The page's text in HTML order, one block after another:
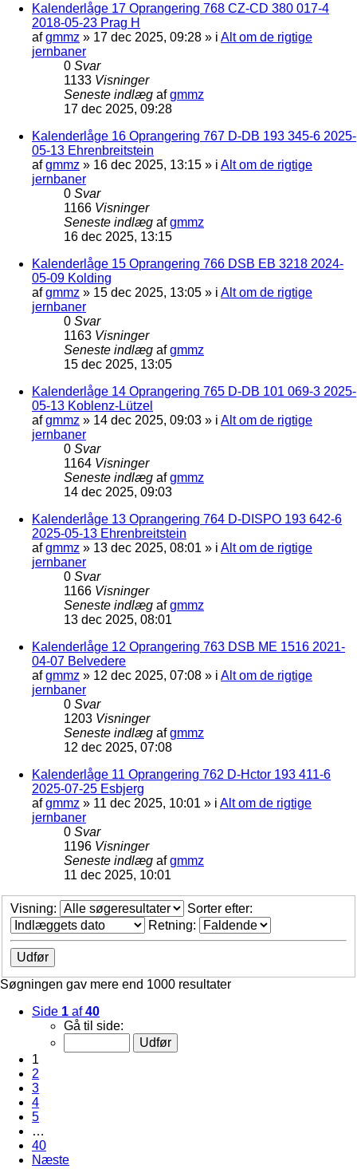
Kalenderlåge 17 Oprangering 768 CZ-CD 380 017-4
2018-05-23 Prag H
afgmmz » 17 dec 2025, 09:28 » i Alt om de rigtige
jernbaner
0 Svar
1133 Visninger
Seneste indlæg afgmmz
17 dec 2025, 09:28
Kalenderlåge 16 Oprangering 767 D-DB 193 345-6 2025-
05-13 Ehrenbreitstein
afgmmz » 16 dec 2025, 13:15 » i Alt om de rigtige
jernbaner
0 Svar
1166 Visninger
Seneste indlæg afgmmz
16 dec 2025, 13:15
Kalenderlåge 15 Oprangering 766 DSB EB 3218 2024-
05-09 Kolding
afgmmz » 15 dec 2025, 13:05 » i Alt om de rigtige
jernbaner
0 Svar
1163 Visninger
Seneste indlæg afgmmz
15 dec 2025, 13:05
Kalenderlåge 14 Oprangering 765 D-DB 101 069-3 2025-
05-13 Koblenz-Lützel
afgmmz » 14 dec 2025, 09:03 » i Alt om de rigtige
jernbaner
0 Svar
1164 Visninger
Seneste indlæg afgmmz
14 dec 2025, 09:03
Kalenderlåge 13 Oprangering 764 D-DISPO 193 642-6
2025-05-13 Ehrenbreitstein
afgmmz » 13 dec 2025, 08:01 » i Alt om de rigtige
jernbaner
0 Svar
1166 Visninger
Seneste indlæg afgmmz
13 dec 2025, 08:01
Kalenderlåge 12 Oprangering 763 DSB ME 1516 2021-
04-07 Belvedere
afgmmz » 12 dec 2025, 07:08 » i Alt om de rigtige
jernbaner
0 Svar
1203 Visninger
Seneste indlæg afgmmz
12 dec 2025, 07:08
Kalenderlåge 11 Oprangering 762 D-Hctor 193 411-6
2025-07-25 Esbjerg
afgmmz » 11 dec 2025, 10:01 » i Alt om de rigtige
jernbaner
0 Svar
1196 Visninger
Seneste indlæg afgmmz
11 dec 2025, 10:01
Visning:
Sorter efter:
Retning:
Søgningen gav mere end 1000 resultater
Side 1 af40
Gå til side:
1
2
3
4
5
…
40
Næste